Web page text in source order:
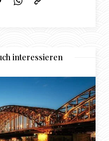
interessieren